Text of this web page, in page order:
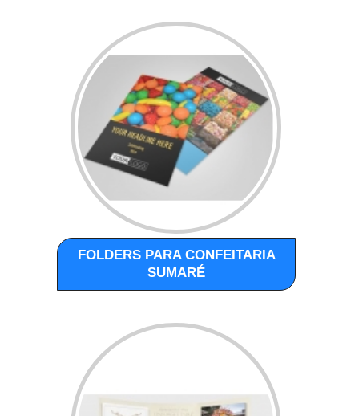
FOLDERS PARA CONFEITARIA
SUMARÉ